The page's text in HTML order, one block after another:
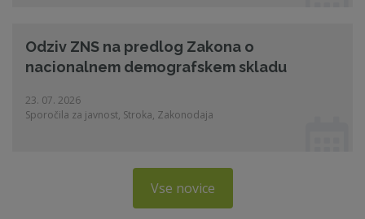
Odziv ZNS na predlog Zakona o
nacionalnem demografskem skladu
23. 07. 2026
Sporočila za javnost, Stroka, Zakonodaja
Vse novice